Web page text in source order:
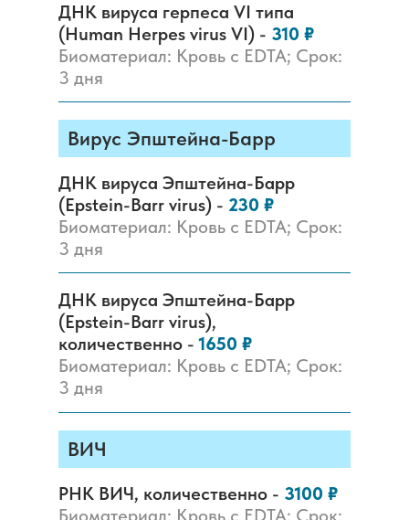
ДНК вируса герпеса VI типа
(Human Herpes virus VI) - 310 ₽
Биоматериал: Кровь с EDTA; Срок:
3 дня
Вирус Эпштейна-Барр
ДНК вируса Эпштейна-Барр
(Epstein-Barr virus) - 230 ₽
Биоматериал: Кровь с EDTA; Срок:
3 дня
ДНК вируса Эпштейна-Барр
(Epstein-Barr virus),
количественно -1650 ₽
Биоматериал: Кровь с EDTA; Срок:
3 дня
ВИЧ
РНК ВИЧ, количественно - 3100 ₽
Биоматериал: Кровь с EDTA; Срок: